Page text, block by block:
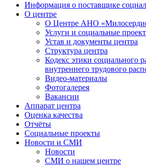
Информация о поставщике
О центре
О Центре АНО
Услуги и социальные
Устав и документы центра
Структура центра
Кодекс этики социального
внутреннего трудового
Видео-материалы
Фотогалерея
Вакансии
Аппарат центра
Оценка качества
Отчёты
Социальные проекты
Новости и СМИ
Новости
СМИ о нашем центре